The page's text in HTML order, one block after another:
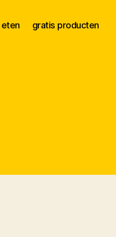
gratis producten